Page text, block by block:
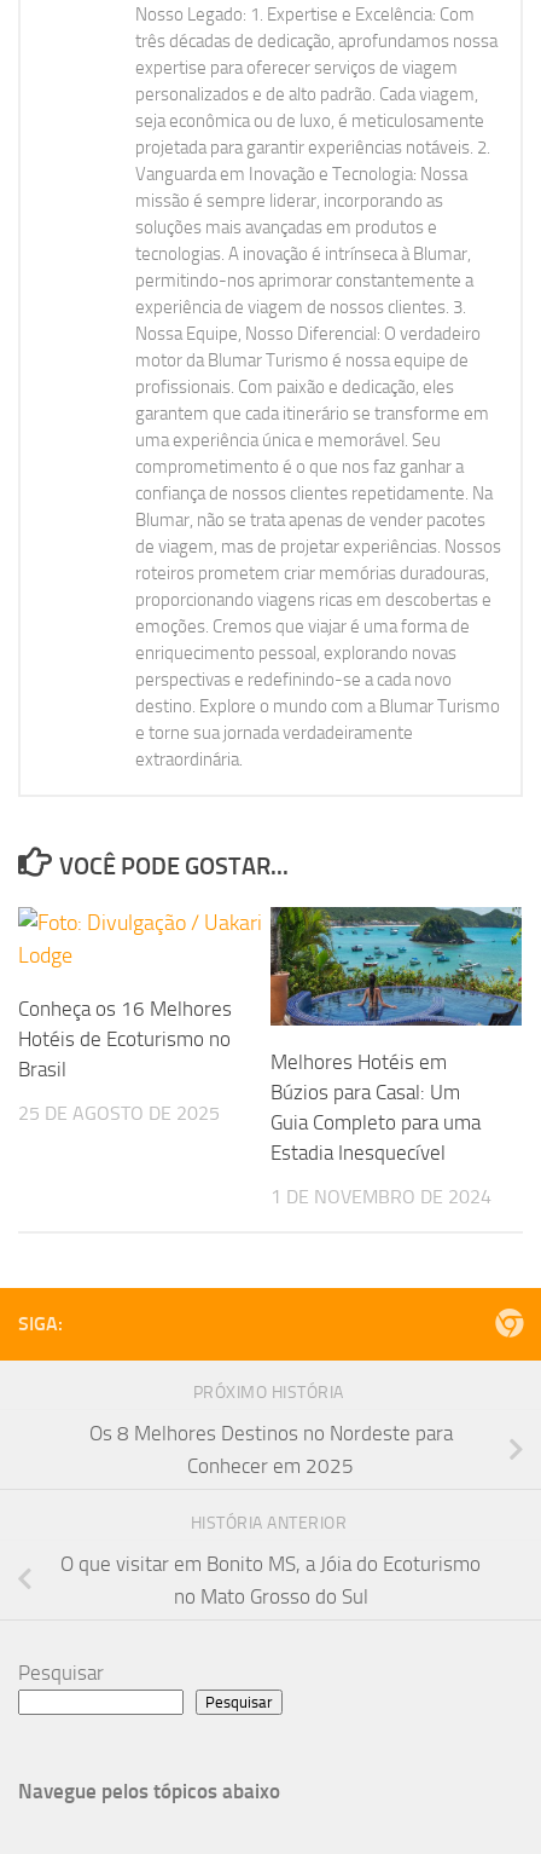
Nosso Legado: 1. Expertise e Excelência: Com
três décadas de dedicação, aprofundamos nossa
expertise para oferecer serviços de viagem
personalizados e de alto padrão. Cada viagem,
seja econômica ou de luxo, é meticulosamente
projetada para garantir experiências notáveis. 2.
Vanguarda em Inovação e Tecnologia: Nossa
missão é sempre liderar, incorporando as
soluções mais avançadas em produtos e
tecnologias. A inovação é intrínseca à Blumar,
permitindo-nos aprimorar constantemente a
experiência de viagem de nossos clientes. 3.
Nossa Equipe, Nosso Diferencial: O verdadeiro
motor da Blumar Turismo é nossa equipe de
profissionais. Com paixão e dedicação, eles
garantem que cada itinerário se transforme em
uma experiência única e memorável. Seu
comprometimento é o que nos faz ganhar a
confiança de nossos clientes repetidamente. Na
Blumar, não se trata apenas de vender pacotes
de viagem, mas de projetar experiências. Nossos
roteiros prometem criar memórias duradouras,
proporcionando viagens ricas em descobertas e
emoções. Cremos que viajar é uma forma de
enriquecimento pessoal, explorando novas
perspectivas e redefinindo-se a cada novo
destino. Explore o mundo com a Blumar Turismo
e torne sua jornada verdadeiramente
extraordinária.
VOCÊ PODE GOSTAR...
Conheça os 16 Melhores
Hotéis de Ecoturismo no
Brasil
25 DE AGOSTO DE 2025
Melhores Hotéis em
Búzios para Casal: Um
Guia Completo para uma
Estadia Inesquecível
1 DE NOVEMBRO DE 2024
SIGA:
PRÓXIMO HISTÓRIA
Os 8 Melhores Destinos no Nordeste para
Conhecer em 2025
HISTÓRIA ANTERIOR
O que visitar em Bonito MS, a Jóia do Ecoturismo
no Mato Grosso do Sul
Pesquisar
Pesquisar
Navegue pelos tópicos abaixo